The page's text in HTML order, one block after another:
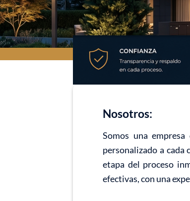
Nosotros:
Somos una
personalizado a cada
etapa del proceso
efectivas, con una